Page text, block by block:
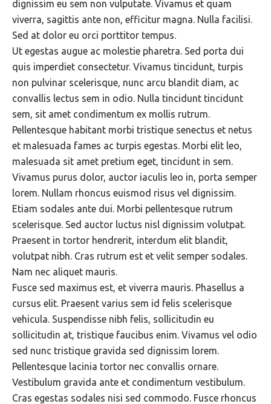
dignissim eu sem non vulputate. Vivamus et quam
viverra, sagittis ante non, efficitur magna. Nulla facilisi.
Sed at dolor eu orci porttitor tempus.
Ut egestas augue ac molestie pharetra. Sed porta dui
quis imperdiet consectetur. Vivamus tincidunt, turpis
non pulvinar scelerisque, nunc arcu blandit diam, ac
convallis lectus sem in odio. Nulla tincidunt tincidunt
sem, sit amet condimentum ex mollis rutrum.
Pellentesque habitant morbi tristique senectus et netus
et malesuada fames ac turpis egestas. Morbi elit leo,
malesuada sit amet pretium eget, tincidunt in sem.
Vivamus purus dolor, auctor iaculis leo in, porta semper
lorem. Nullam rhoncus euismod risus vel dignissim.
Etiam sodales ante dui. Morbi pellentesque rutrum
scelerisque. Sed auctor luctus nisl dignissim volutpat.
Praesent in tortor hendrerit, interdum elit blandit,
volutpat nibh. Cras rutrum est et velit semper sodales.
Nam nec aliquet mauris.
Fusce sed maximus est, et viverra mauris. Phasellus a
cursus elit. Praesent varius sem id felis scelerisque
vehicula. Suspendisse nibh felis, sollicitudin eu
sollicitudin at, tristique faucibus enim. Vivamus vel odio
sed nunc tristique gravida sed dignissim lorem.
Pellentesque lacinia tortor nec convallis ornare.
Vestibulum gravida ante et condimentum vestibulum.
Cras egestas sodales nisi sed commodo. Fusce rhoncus